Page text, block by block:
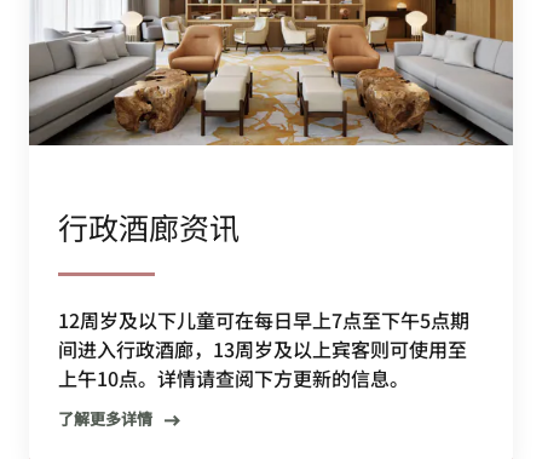
行政酒廊资讯
12周岁及以下儿童可在每日早上7点至下午5点期
间进入行政酒廊，13周岁及以上宾客则可使用至
上午10点。详情请查阅下方更新的信息。
了解更多详情